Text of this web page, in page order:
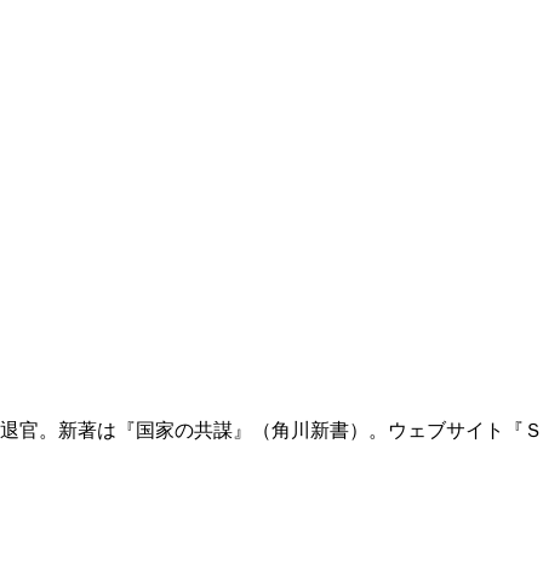
官。新著は『国家の共謀』（角川新書）。ウェブサイト『Ｓ